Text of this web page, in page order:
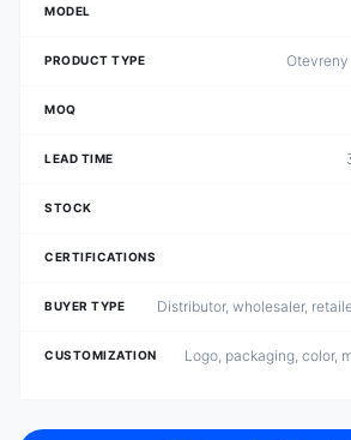
MODEL
PRODUCT TYPE
MOQ
LEAD TIME
STOCK
CERTIFICATIONS
BUYER TYPE Distributor, wholesaler,
CUSTOMIZATION
Logo, packaging, color,